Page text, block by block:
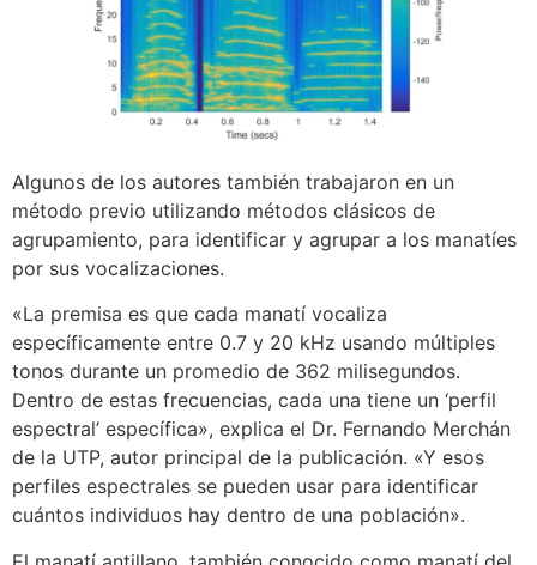
Algunos de los autores también trabajaron en un
método previo utilizando métodos clásicos de
agrupamiento, para identificar y agrupar a los manatíes
por sus vocalizaciones.
«La premisa es que cada manatí vocaliza
específicamente entre 0.7 y 20 kHz usando múltiples
tonos durante un promedio de 362 milisegundos.
Dentro de estas frecuencias, cada una tiene un ‘perfil
espectral’ específica», explica el Dr. Fernando Merchán
de la UTP, autor principal de la publicación. «Y esos
perfiles espectrales se pueden usar para identificar
cuántos individuos hay dentro de una población».